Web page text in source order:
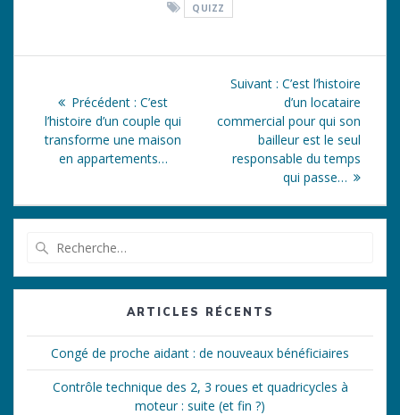
QUIZZ
l’article
Précédent : Article
précédent
:
C’est
l’histoire d’un couple qui
transforme une maison
en appartements…
Suivant : Article
suivant
:
C’est l’histoire
d’un locataire
commercial pour qui son
bailleur est le seul
responsable du temps
qui passe…
:
ARTICLES RÉCENTS
Congé de proche aidant : de nouveaux bénéficiaires
Contrôle technique des 2, 3 roues et quadricycles à
moteur : suite (et fin ?)